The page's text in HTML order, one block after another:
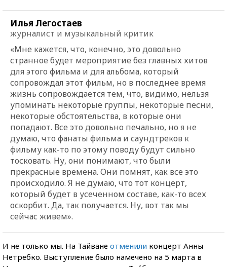
Илья Легостаев
журналист и музыкальный критик
«Мне кажется, что, конечно, это довольно
странное будет мероприятие без главных хитов
для этого фильма и для альбома, который
сопровождал этот фильм, но в последнее время
жизнь сопровождается тем, что, видимо, нельзя
упоминать некоторые группы, некоторые песни,
некоторые обстоятельства, в которые они
попадают. Все это довольно печально, но я не
думаю, что фанаты фильма и саундтреков к
фильму как-то по этому поводу будут сильно
тосковать. Ну, они понимают, что были
прекрасные времена. Они помнят, как все это
происходило. Я не думаю, что тот концерт,
который будет в усеченном составе, как-то всех
оскорбит. Да, так получается. Ну, вот так мы
сейчас живем».
И не только мы. На Тайване отменили концерт Анны
Нетребко. Выступление было намечено на 5 марта в